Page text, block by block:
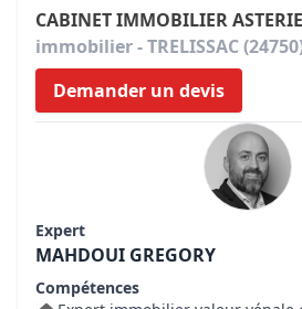
CABINET IMMOBILIER
immobilier - TRELISSAC
Demander un devis
Expert
MAHDOUI GREGORY
Compétences